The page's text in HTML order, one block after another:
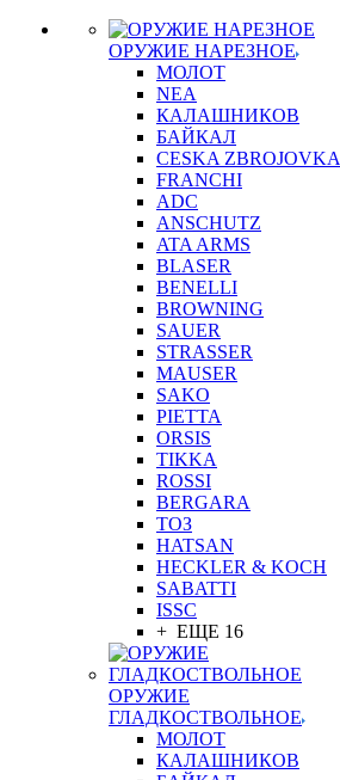
ОРУЖИЕ НАРЕЗНОЕ
МОЛОТ
NEA
КАЛАШНИКОВ
БАЙКАЛ
CESKA ZBROJOVKA
FRANCHI
ADC
ANSCHUTZ
ATA ARMS
BLASER
BENELLI
BROWNING
SAUER
STRASSER
MAUSER
SAKO
PIETTA
ORSIS
TIKKA
ROSSI
BERGARA
ТОЗ
HATSAN
HECKLER & KOCH
SABATTI
ISSC
+ ЕЩЕ 16
ОРУЖИЕ
ГЛАДКОСТВОЛЬНОЕ
МОЛОТ
КАЛАШНИКОВ